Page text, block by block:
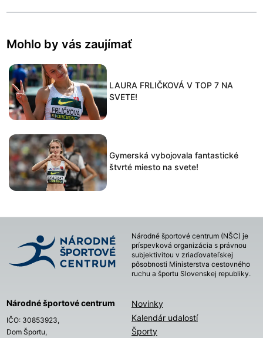
Mohlo by vás zaujímať
LAURA FRLIČKOVÁ V TOP 7 NA
SVETE!
Gymerská vybojovala fantastické
štvrté miesto na svete!
Národné športové centrum (NŠC) je
príspevková organizácia s právnou
subjektivitou v zriaďovateľskej
pôsobnosti Ministerstva cestovného
ruchu a športu Slovenskej republiky.
Národné športové centrum
IČO: 30853923,
Dom Športu,
Novinky
Kalendár udalostí
Športy